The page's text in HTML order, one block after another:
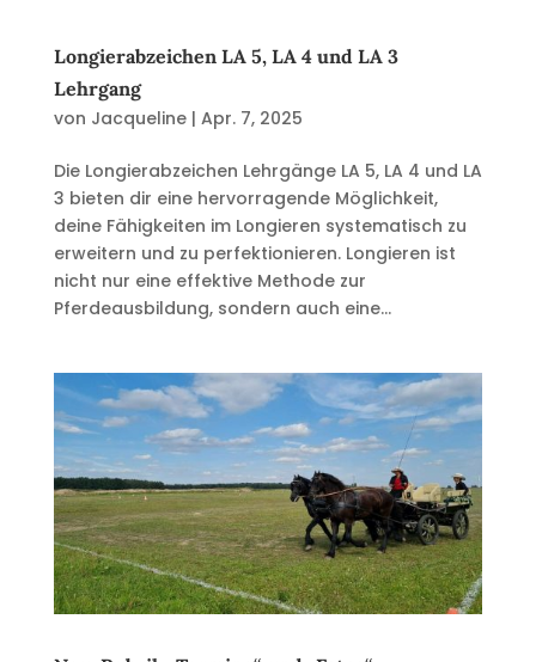
Longierabzeichen LA 5, LA 4 und LA 3
Lehrgang
von Jacqueline| Apr. 7, 2025
Die Longierabzeichen Lehrgänge LA 5, LA 4 und LA
3 bieten dir eine hervorragende Möglichkeit,
deine Fähigkeiten im Longieren systematisch zu
erweitern und zu perfektionieren. Longieren ist
nicht nur eine effektive Methode zur
Pferdeausbildung, sondern auch eine...